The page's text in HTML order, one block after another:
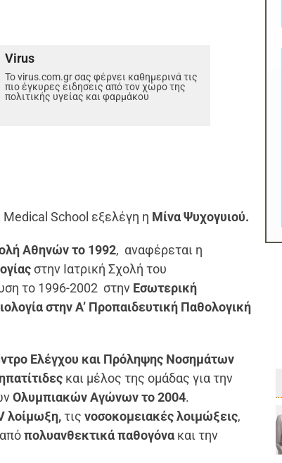
Virus
Το virus.com.gr σας φέρνει καθημερινά τις
πιο έγκυρες ειδησεις από τον χώρο της
πολιτικής υγείας και φαρμάκου
Medical School εξελέγη η Μίνα Ψυχογυιού.
Αθηνών το 1992, αναφέρεται η
στην Ιατρική Σχολή του
το 1996-2002 στην Εσωτερική
στην Α’ Προπαιδευτική Παθολογική
Ελέγχου και Πρόληψης Νοσημάτων
και μέλος της ομάδας για την
Ολυμπιακών Αγώνων το 2004.
λοίμωξη,τιςνοσοκομειακές λοιμώξεις,
απόπολυανθεκτικά παθογόνα και την